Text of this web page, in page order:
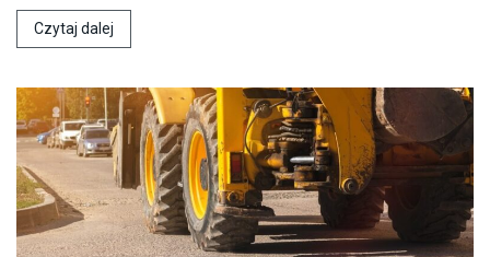
Czytaj dalej